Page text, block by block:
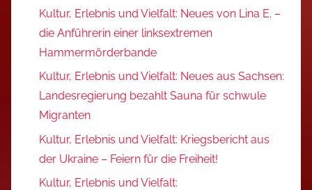
Kultur, Erlebnis und Vielfalt: Neues von Lina E. –
die Anführerin einer linksextremen
Hammermörderbande
Kultur, Erlebnis und Vielfalt: Neues aus Sachsen:
Landesregierung bezahlt Sauna für schwule
Migranten
Kultur, Erlebnis und Vielfalt: Kriegsbericht aus
der Ukraine – Feiern für die Freiheit!
Kultur, Erlebnis und Vielfalt: